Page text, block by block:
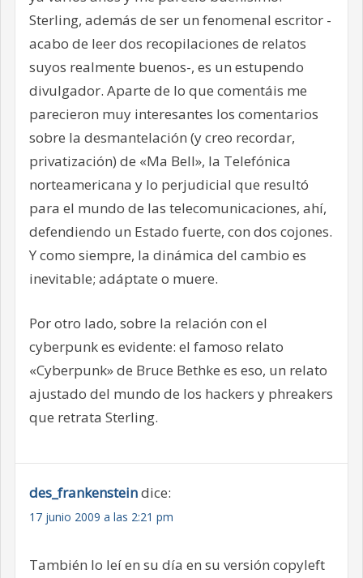
Sterling, además de ser un fenomenal escritor -
acabo de leer dos recopilaciones de relatos
suyos realmente buenos-, es un estupendo
divulgador. Aparte de lo que comentáis me
parecieron muy interesantes los comentarios
sobre la desmantelación (y creo recordar,
privatización) de «Ma Bell», la Telefónica
norteamericana y lo perjudicial que resultó
para el mundo de las telecomunicaciones, ahí,
defendiendo un Estado fuerte, con dos cojones.
Y como siempre, la dinámica del cambio es
inevitable; adáptate o muere.
Por otro lado, sobre la relación con el
cyberpunk es evidente: el famoso relato
«Cyberpunk» de Bruce Bethke es eso, un relato
ajustado del mundo de los hackers y phreakers
que retrata Sterling.
des_frankensteindice:
17 junio 2009 a las 2:21 pm
También lo leí en su día en su versión copyleft